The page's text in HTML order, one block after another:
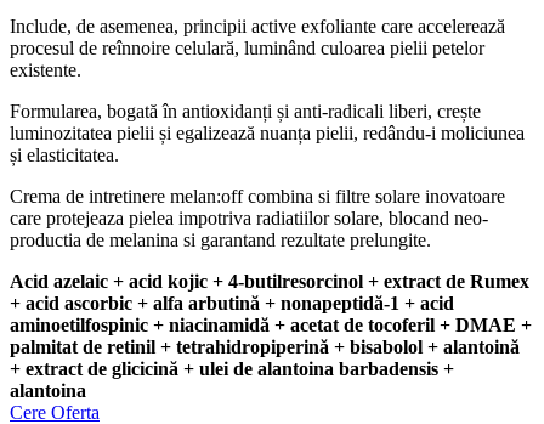
Include, de asemenea, principii active exfoliante care accelerează
procesul de reînnoire celulară, luminând culoarea pielii petelor
existente.
Formularea, bogată în antioxidanți și anti-radicali liberi, crește
luminozitatea pielii și egalizează nuanța pielii, redându-i moliciunea
și elasticitatea.
Crema de intretinere melan:off combina si filtre solare inovatoare
care protejeaza pielea impotriva radiatiilor solare, blocand neo-
productia de melanina si garantand rezultate prelungite.
Acid azelaic + acid kojic + 4-butilresorcinol + extract de Rumex
+ acid ascorbic + alfa arbutină + nonapeptidă-1 + acid
aminoetilfospinic + niacinamidă + acetat de tocoferil + DMAE +
palmitat de retinil + tetrahidropiperină + bisabolol + alantoină
+ extract de glicicină + ulei de alantoina barbadensis +
alantoina
Cere Oferta